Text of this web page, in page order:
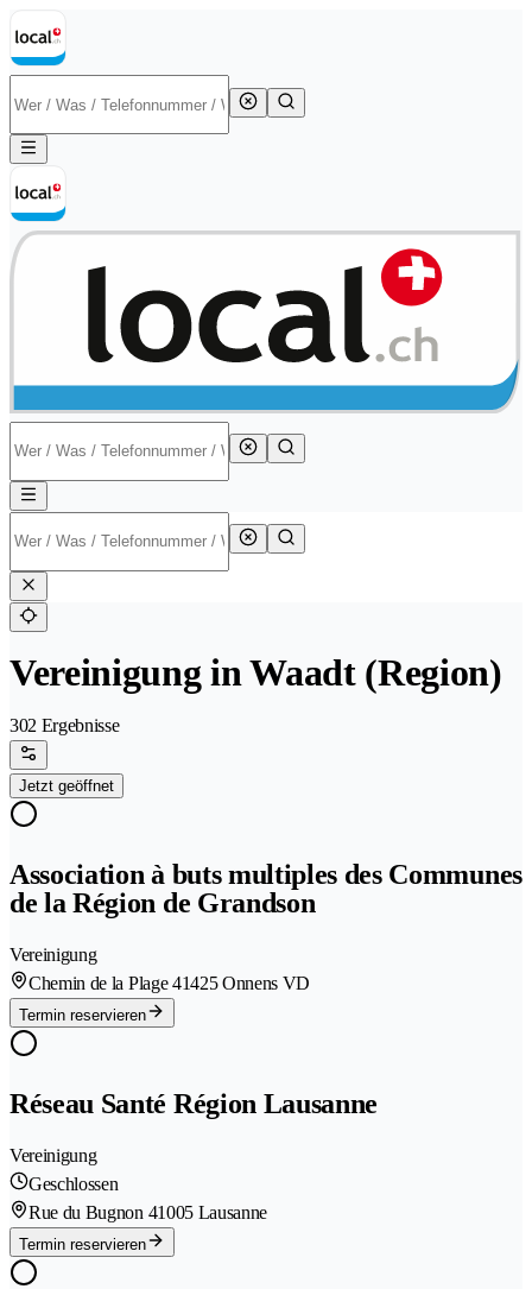
Vereinigung in Waadt (Region)
302 Ergebnisse
Jetzt geöffnet
Association à buts multiples des Communes
de la Région de Grandson
Vereinigung
Chemin de la Plage 41425 Onnens VD
Termin reservieren
Réseau Santé Région Lausanne
Vereinigung
Geschlossen
Rue du Bugnon 41005 Lausanne
Termin reservieren